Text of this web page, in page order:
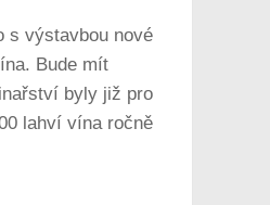
s výstavbou nové
Bude mít
byly již pro
lahví vína ročně